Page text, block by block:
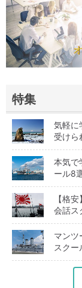
特集
気軽に
受けら
本気で
ール8
【格
会話ス
マンツ
スクー